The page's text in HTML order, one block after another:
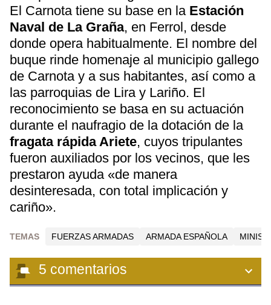
El Carnota tiene su base en la Estación
Naval de La Graña, en Ferrol, desde
donde opera habitualmente. El nombre del
buque rinde homenaje al municipio gallego
de Carnota y a sus habitantes, así como a
las parroquias de Lira y Lariño. El
reconocimiento se basa en su actuación
durante el naufragio de la dotación de la
fragata rápida Ariete, cuyos tripulantes
fueron auxiliados por los vecinos, que les
prestaron ayuda «de manera
desinteresada, con total implicación y
cariño».
TEMAS FUERZAS ARMADAS ARMADA ESPAÑOLA
5 comentarios